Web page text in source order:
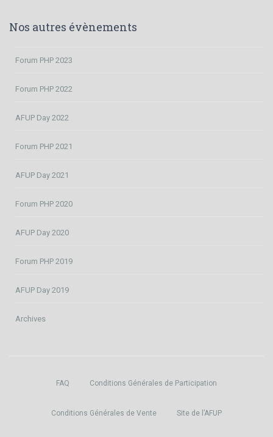
Nos autres évènements
Forum PHP 2023
Forum PHP 2022
AFUP Day 2022
Forum PHP 2021
AFUP Day 2021
Forum PHP 2020
AFUP Day 2020
Forum PHP 2019
AFUP Day 2019
Archives
FAQ Conditions Générales de Participation
Conditions Générales de Vente Site de l’AFUP